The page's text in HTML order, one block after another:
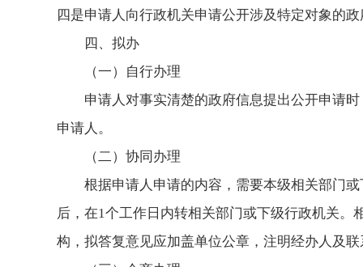
四是申请人向行政机关申请公开涉及特定对象的
四、拟办
（一）自行办理
申请人对事实清楚的政府信息提出公开申请
申请人。
（二）协同办理
根据申请人申请的内容，需要本级相关部门
后，在1个工作日内转相关部门或下级行政机关
构，拟答复意见应加盖单位公章，注明经办人及